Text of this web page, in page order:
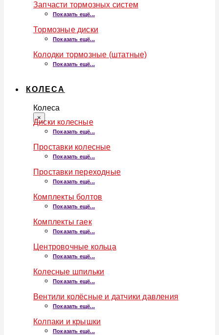
Запчасти тормозных систем
Показать ещё...
Тормозные диски
Показать ещё...
Колодки тормозные (штатные)
Показать ещё...
КОЛЕСА
Колеса
×
Диски колесные
Показать ещё...
Проставки колесные
Показать ещё...
Проставки переходные
Показать ещё...
Комплекты болтов
Показать ещё...
Комплекты гаек
Показать ещё...
Центровочные кольца
Показать ещё...
Колесные шпильки
Показать ещё...
Вентили колёсные и датчики давления
Показать ещё...
Колпаки и крышки
Показать ещё...